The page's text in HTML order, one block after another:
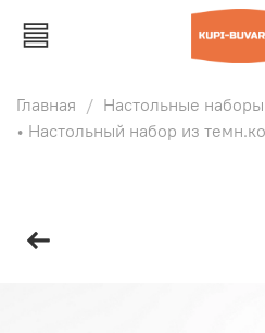
Главная
Настольные
• Настольный набор из